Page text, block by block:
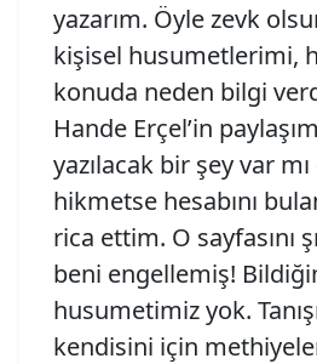
yazarım. Öyle zevk
kişisel husumetlerimi,
konuda neden bilgi
Hande Erçel’in
yazılacak bir şey var
hikmetse hesabını
rica ettim. O sayfasını
beni engellemiş!
husumetimiz yok.
kendisini için